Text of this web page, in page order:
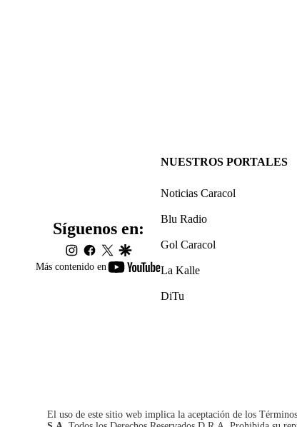
Más contenido en
youtube-
Síguenos en:
instagram
facebook
twittergoogle
NUESTROS PORTALES
Noticias Caracol
Blu Radio
Gol Caracol
La Kalle
DiTu
El uso de este sitio web implica la aceptación de los